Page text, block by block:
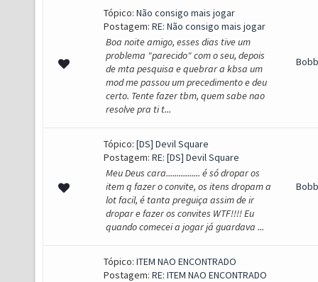
Tópico: Não consigo mais jogar
Postagem: RE: Não consigo mais jogar
Boa noite amigo, esses dias tive um
problema "parecido" com o seu, depois
de mta pesquisa e quebrar a kbsa um
mod me passou um precedimento e deu
certo. Tente fazer tbm, quem sabe nao
resolve pra ti t...
Tópico: [DS] Devil Square
Postagem: RE: [DS] Devil Square
Meu Deus cara................ é só dropar os
item q fazer o convite, os itens dropam a
lot facil, é tanta preguiça assim de ir
dropar e fazer os convites WTF!!!! Eu
quando comecei a jogar já guardava ...
Tópico: ITEM NAO ENCONTRADO
Postagem: RE: ITEM NAO ENCONTRADO